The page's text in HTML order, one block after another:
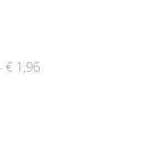
€ 1,96